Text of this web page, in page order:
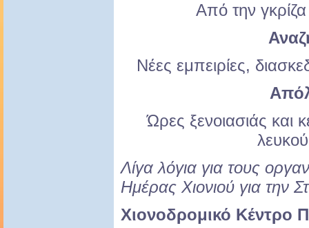
Από την
Νέες εμπειρίες,
Ώρες ξενοιασιάς και
Λίγα λόγια για τους
Ημέρας Χιονιού για την
Χιονοδρομικό Κέντρο